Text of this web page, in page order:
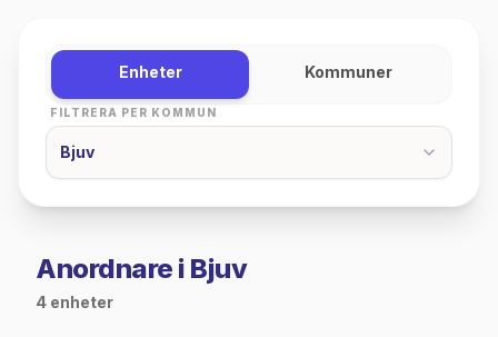
Enheter Kommuner
FILTRERA PER KOMMUN
Bjuv
Anordnare i Bjuv
4 enheter